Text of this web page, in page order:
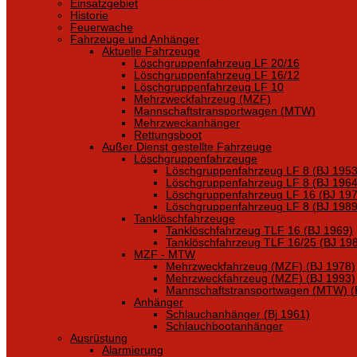
Einsatzgebiet
Historie
Feuerwache
Fahrzeuge und Anhänger
Aktuelle Fahrzeuge
Löschgruppenfahrzeug LF 20/16
Löschgruppenfahrzeug LF 16/12
Löschgruppenfahrzeug LF 10
Mehrzweckfahrzeug (MZF)
Mannschaftstransportwagen (MTW)
Mehrzweckanhänger
Rettungsboot
Außer Dienst gestellte Fahrzeuge
Löschgruppenfahrzeuge
Löschgruppenfahrzeug LF 8 (BJ
Löschgruppenfahrzeug LF 8 (BJ
Löschgruppenfahrzeug LF 16 (BJ
Löschgruppenfahrzeug LF 8 (BJ
Tanklöschfahrzeuge
Tanklöschfahrzeug TLF 16 (BJ 1969)
Tanklöschfahrzeug TLF 16/25 (BJ
MZF - MTW
Mehrzweckfahrzeug (MZF) (BJ 1978)
Mehrzweckfahrzeug (MZF) (BJ 1993)
Mannschaftstransportwagen (MTW)
Anhänger
Schlauchanhänger (Bj 1961)
Schlauchbootanhänger
Ausrüstung
Alarmierung